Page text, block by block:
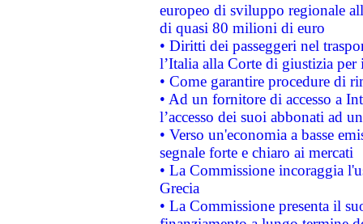
europeo di sviluppo regionale
di quasi 80 milioni di euro
• Diritti dei passeggeri nel
l’Italia alla Corte di giustizia
• Come garantire procedure di
• Ad un fornitore di accesso a
l’accesso dei suoi abbonati ad
• Verso un'economia a basse
segnale forte e chiaro ai mercati
• La Commissione incoraggia
Grecia
• La Commissione presenta il